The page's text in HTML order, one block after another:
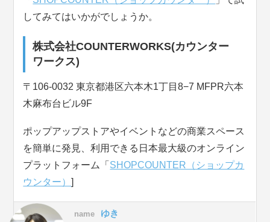
してみてはいかがでしょうか。
株式会社COUNTERWORKS(カウンター
ワークス)
〒106-0032 東京都港区六本木1丁目8−7 MFPR六本
木麻布台ビル9F
ポップアップストアやイベントなどの商業スペース
を簡単に発見、利用できる日本最大級のオンライン
プラットフォーム「 SHOPCOUNTER（ショップカ
ウンター）]
name ゆき